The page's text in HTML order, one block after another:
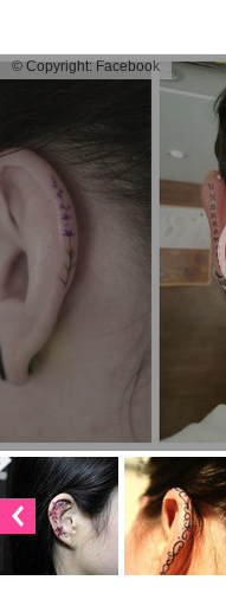
© Copyright: Facebook